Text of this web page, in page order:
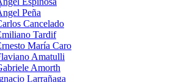
Peña
Cancelado
Tardif
María Caro
Amatulli
Amorth
Larrañaga